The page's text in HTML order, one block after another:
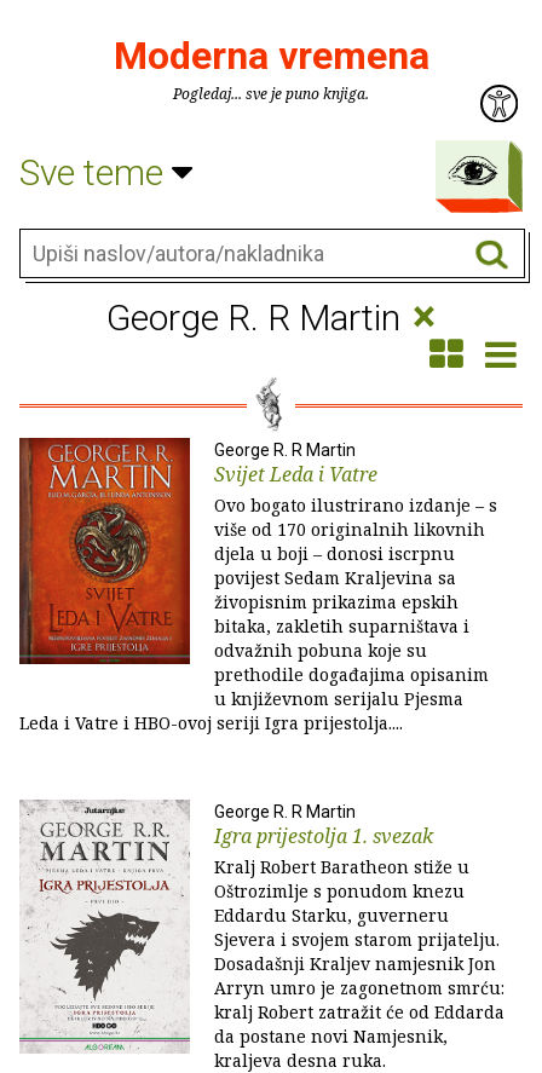
Moderna vremena
Pogledaj... sve je puno knjiga.
Sve teme
George R. R Martin ×
George R. R Martin
Svijet Leda i Vatre
Ovo bogato ilustrirano izdanje – s
više od 170 originalnih likovnih
djela u boji – donosi iscrpnu
povijest Sedam Kraljevina sa
živopisnim prikazima epskih
bitaka, zakletih suparništava i
odvažnih pobuna koje su
prethodile događajima opisanim
u književnom serijalu Pjesma
Leda i Vatre i HBO-ovoj seriji Igra prijestolja....
George R. R Martin
Igra prijestolja 1. svezak
Kralj Robert Baratheon stiže u
Oštrozimlje s ponudom knezu
Eddardu Starku, guverneru
Sjevera i svojem starom prijatelju.
Dosadašnji Kraljev namjesnik Jon
Arryn umro je zagonetnom smrću:
kralj Robert zatražit će od Eddarda
da postane novi Namjesnik,
kraljeva desna ruka.